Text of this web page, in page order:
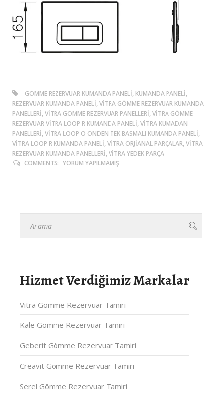
GÖMME REZERVUAR KUMANDA PANELI, KUMANDA PANELI,
REZERVUAR KUMANDA PANELI, VITRA GÖMME REZERVUAR KUMANDA
PANELLERI, VITRA GÖMME REZERVUAR PANELLERI, VITRA GÖMME
REZERVUAR VITRA LOOP R KUMANDA PANELI, VITRA KUMADAN
PANELLERI, VITRA LOOP O ÖNDEN TEK BASMALI KUMANDA PANELI,
VITRA LOOP R KUMANDA PANELI, VITRA ORJIANAL PARÇALAR, VITRA
REZERVUAR KUMANDA PANELLERI, VITRA YEDEK PARÇA
COMMENTS: YORUM YAPILMAMIŞ
Hizmet Verdiğimiz Markalar
Vitra Gömme Rezervuar Tamiri
Kale Gömme Rezervuar Tamiri
Geberit Gömme Rezervuar Tamiri
Creavit Gömme Rezervuar Tamiri
Serel Gömme Rezervuar Tamiri